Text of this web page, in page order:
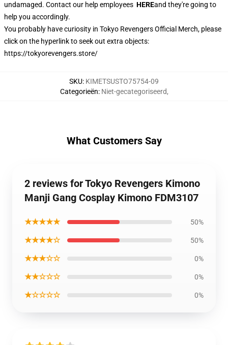
undamaged. Contact our help employees HEREand they're going to
help you accordingly.
You probably have curiosity in Tokyo Revengers Official Merch, please
click on the hyperlink to seek out extra objects:
https://tokyorevengers.store/
SKU: KIMETSUSTO75754-09
Categorieën: Niet-gecategoriseerd,
What Customers Say
2 reviews for Tokyo Revengers Kimono
Manji Gang Cosplay Kimono FDM3107
★★★★★ 50%
★★★★☆ 50%
★★★☆☆ 0%
★★☆☆☆ 0%
★☆☆☆☆ 0%